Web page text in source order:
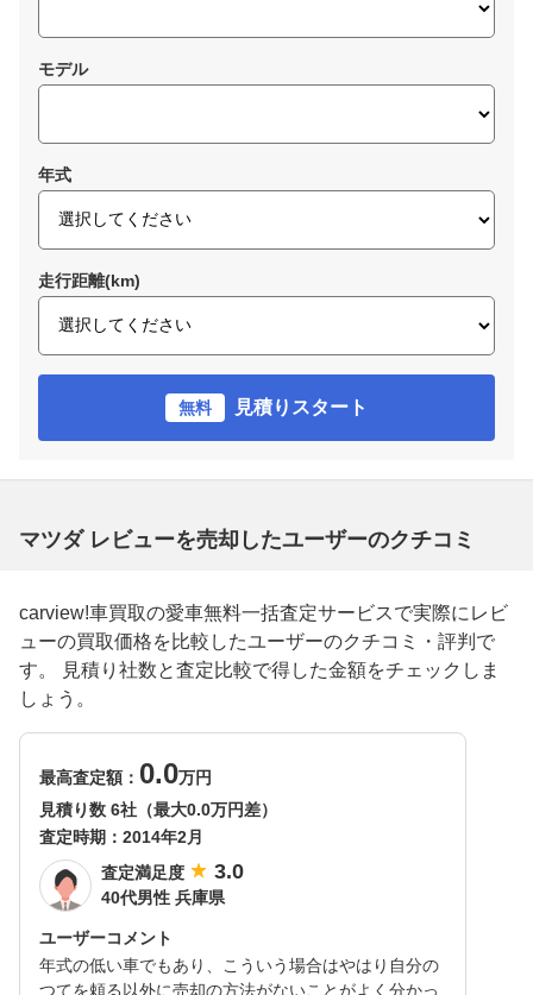
モデル
年式
走行距離(km)
無料 見積りスタート
マツダ レビューを売却したユーザーのクチコミ
carview!車買取の愛車無料一括査定サービスで実際にレビ
ューの買取価格を比較したユーザーのクチコミ・評判で
す。 見積り社数と査定比較で得した金額をチェックしま
しょう。
最高査定額： 0.0万円
見積り数 6社（最大0.0万円差）
査定時期： 2014年2月
査定満足度
3.0
40代男性 兵庫県
ユーザーコメント
年式の低い車でもあり、こういう場合はやはり自分の
つてを頼る以外に売却の方法がないことがよく分かっ